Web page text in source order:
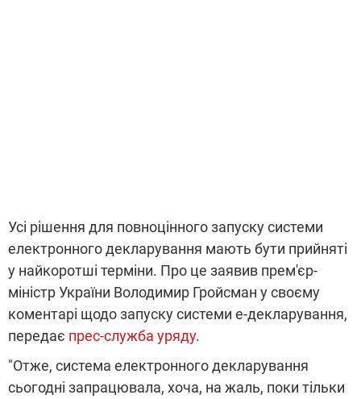
Усі рішення для повноцінного запуску системи
електронного декларування мають бути прийняті
у найкоротші терміни. Про це заявив прем'єр-
міністр України Володимир Гройсман у своєму
коментарі щодо запуску системи е-декларування,
передає прес-служба уряду.
"Отже, система електронного декларування
сьогодні запрацювала, хоча, на жаль, поки тільки